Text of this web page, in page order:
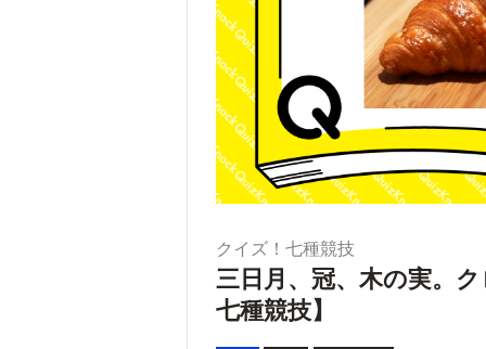
クイズ！七種競技
三日月、冠、木の実。
七種競技】